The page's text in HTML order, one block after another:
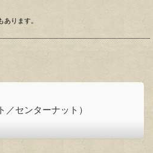
ります。
センターナット）